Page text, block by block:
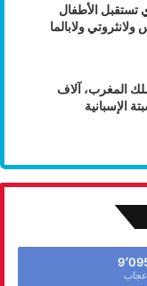
تستقبل الأطفال
ولابالما
المغرب، آلاف
الإسبانية